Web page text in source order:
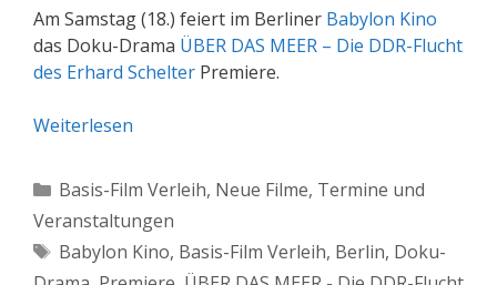
Am Samstag (18.) feiert im Berliner Babylon Kino
das Doku-Drama ÜBER DAS MEER – Die DDR-Flucht
des Erhard Schelter Premiere.
Weiterlesen
Kategorien
Basis-Film Verleih, Neue Filme, Termine und
Veranstaltungen
Schlagwörter
Babylon Kino, Basis-Film Verleih, Berlin, Doku-